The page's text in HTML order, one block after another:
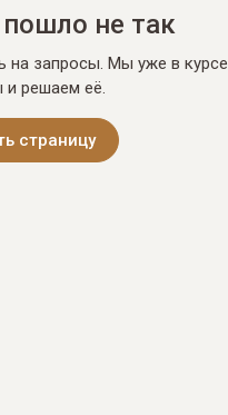
не так
на запросы. Мы уже в курсе
и решаем её.
страницу